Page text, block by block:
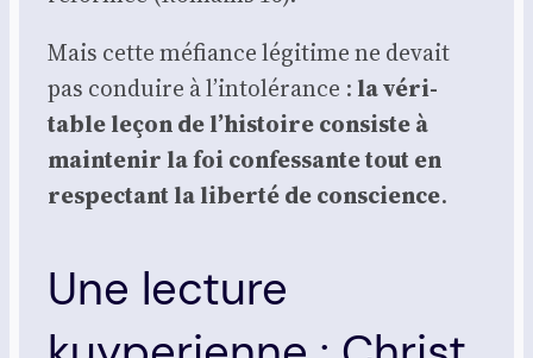
Mais cette méfiance légi­time ne devait
pas conduire à l’intolérance : la véri­
table leçon de l’histoire consiste à
main­te­nir la foi confes­sante tout en
res­pec­tant la liber­té de conscience.
Une lecture